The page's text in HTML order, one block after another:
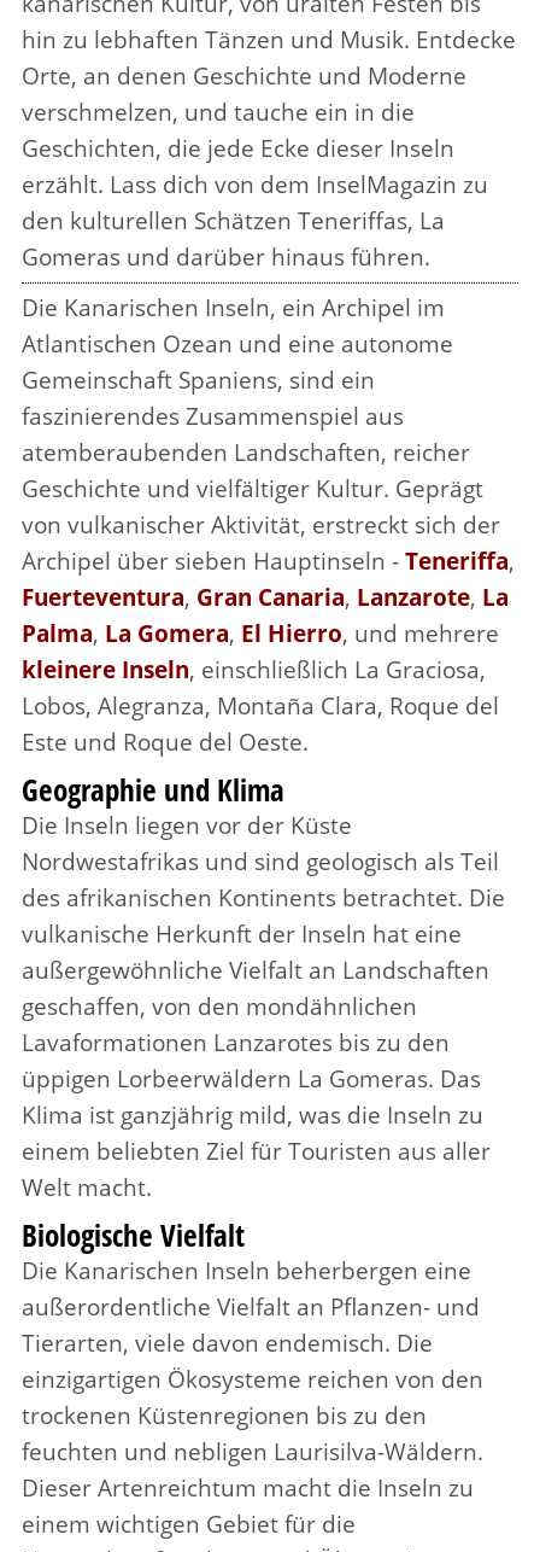
hin zu lebhaften Tänzen und Musik. Entdecke
Orte, an denen Geschichte und Moderne
verschmelzen, und tauche ein in die
Geschichten, die jede Ecke dieser Inseln
erzählt. Lass dich von dem InselMagazin zu
den kulturellen Schätzen Teneriffas, La
Gomeras und darüber hinaus führen.
Die Kanarischen Inseln, ein Archipel im
Atlantischen Ozean und eine autonome
Gemeinschaft Spaniens, sind ein
faszinierendes Zusammenspiel aus
atemberaubenden Landschaften, reicher
Geschichte und vielfältiger Kultur. Geprägt
von vulkanischer Aktivität, erstreckt sich der
Archipel über sieben Hauptinseln -Teneriffa,
Fuerteventura, Gran Canaria, Lanzarote, La
Palma, La Gomera, El Hierro, und mehrere
kleinere Inseln, einschließlich La Graciosa,
Lobos, Alegranza, Montaña Clara, Roque del
Este und Roque del Oeste.
Geographie und Klima
Die Inseln liegen vor der Küste
Nordwestafrikas und sind geologisch als Teil
des afrikanischen Kontinents betrachtet. Die
vulkanische Herkunft der Inseln hat eine
außergewöhnliche Vielfalt an Landschaften
geschaffen, von den mondähnlichen
Lavaformationen Lanzarotes bis zu den
üppigen Lorbeerwäldern La Gomeras. Das
Klima ist ganzjährig mild, was die Inseln zu
einem beliebten Ziel für Touristen aus aller
Welt macht.
Biologische Vielfalt
Die Kanarischen Inseln beherbergen eine
außerordentliche Vielfalt an Pflanzen- und
Tierarten, viele davon endemisch. Die
einzigartigen Ökosysteme reichen von den
trockenen Küstenregionen bis zu den
feuchten und nebligen Laurisilva-Wäldern.
Dieser Artenreichtum macht die Inseln zu
einem wichtigen Gebiet für die